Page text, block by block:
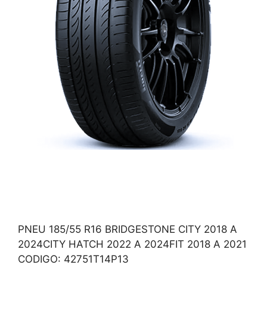
PNEU 185/55 R16 BRIDGESTONE CITY 2018 A
2024CITY HATCH 2022 A 2024FIT 2018 A 2021
CODIGO: 42751T14P13